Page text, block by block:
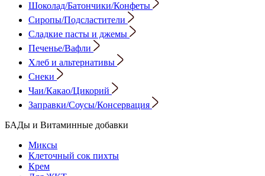
Шоколад/Батончики/Конфеты
Сиропы/Подсластители
Сладкие пасты и джемы
Печенье/Вафли
Хлеб и альтернативы
Снеки
Чаи/Какао/Цикорий
Заправки/Соусы/Консервация
БАДы и Витаминные добавки
Миксы
Клеточный сок пихты
Крем